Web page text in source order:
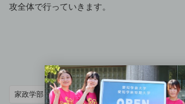
攻全体で行っていきます。
家政学部 家政学専攻 岡崎キャンパス